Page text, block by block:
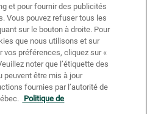
confidentialité
de cookies
d'utilisation
Chains Act
FSC®
et pour fournir des publicités
Vous pouvez refuser tous les
sur le bouton à droite. Pour
que nous utilisons et sur
vos préférences, cliquez sur «
noter que l’étiquette des
peuvent être mis à jour
fournies par l’autorité de
Politique de